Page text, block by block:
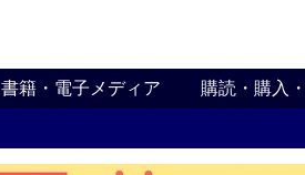
書籍・電子メディア 購読・購入